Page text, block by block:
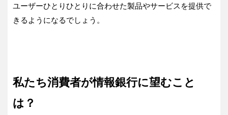
ユーザーひとりひとりに合わせた製品やサービスを提供で
きるようになるでしょう。
私たち消費者が情報銀行に望むこと
は？